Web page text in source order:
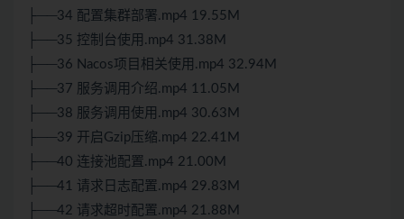
├──34 配置集群部署.mp4 19.55M
├──35 控制台使用.mp4 31.38M
├──36 Nacos项目相关使用.mp4 32.94M
├──37 服务调用介绍.mp4 11.05M
├──38 服务调用使用.mp4 30.63M
├──39 开启Gzip压缩.mp4 22.41M
├──40 连接池配置.mp4 21.00M
├──41 请求日志配置.mp4 29.83M
├──42 请求超时配置.mp4 21.88M